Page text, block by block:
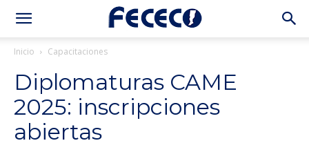
Inicio Capacitaciones
Diplomaturas CAME
2025: inscripciones
abiertas